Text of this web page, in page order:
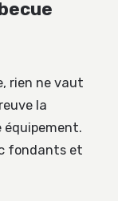
rien ne vaut
la
équipement.
fondants et